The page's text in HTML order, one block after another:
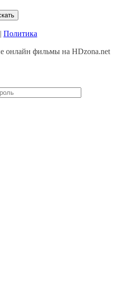
| Политика
онлайн фильмы на HDzona.net